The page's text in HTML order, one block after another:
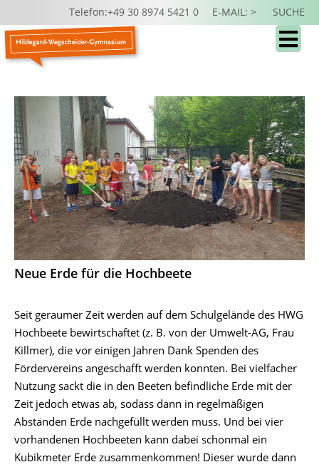
Telefon:+49 30 8974 5421 0 E-MAIL: > SUCHE
Neue Erde für die Hochbeete
Seit geraumer Zeit werden auf dem Schulgelände des HWG
Hochbeete bewirtschaftet (z. B. von der Umwelt-AG, Frau
Killmer), die vor einigen Jahren Dank Spenden des
Fördervereins angeschafft werden konnten. Bei vielfacher
Nutzung sackt die in den Beeten befindliche Erde mit der
Zeit jedoch etwas ab, sodass dann in regelmäßigen
Abständen Erde nachgefüllt werden muss. Und bei vier
vorhandenen Hochbeeten kann dabei schonmal ein
Kubikmeter Erde zusammenkommen! Dieser wurde dann